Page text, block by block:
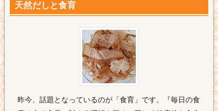
天然だしと食育
昨今、話題となっているのが「食育」です。『毎日の食